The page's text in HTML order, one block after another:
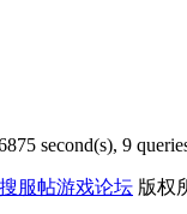
second(s), 9
搜服帖游戏论坛 版权